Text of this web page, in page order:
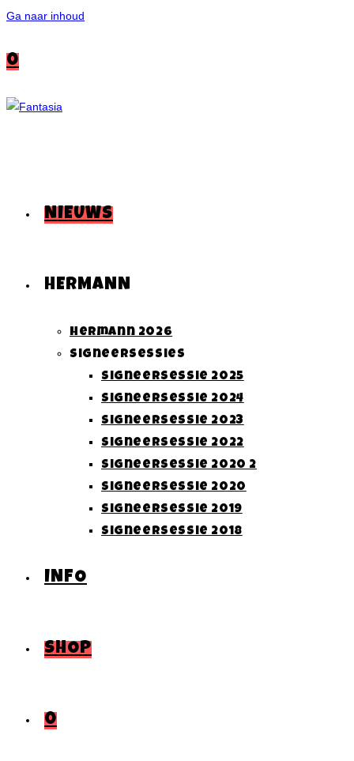
Ga naar inhoud
0
NIEUWS
HERMANN
Hermann 2026
Signeersessies
Signeersessie 2025
Signeersessie 2024
Signeersessie 2023
Signeersessie 2022
Signeersessie 2020 2
Signeersessie 2020
Signeersessie 2019
Signeersessie 2018
INFO
SHOP
0